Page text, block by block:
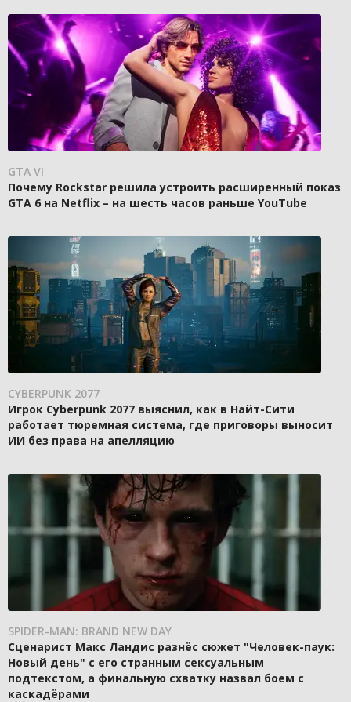
GTA VI
Почему Rockstar решила устроить расширенный показ
GTA 6 на Netflix – на шесть часов раньше YouTube
CYBERPUNK 2077
Игрок Cyberpunk 2077 выяснил, как в Найт-Сити
работает тюремная система, где приговоры выносит
ИИ без права на апелляцию
SPIDER-MAN: BRAND NEW DAY
Сценарист Макс Ландис разнёс сюжет "Человек-паук:
Новый день" с его странным сексуальным
подтекстом, а финальную схватку назвал боем с
каскадёрами